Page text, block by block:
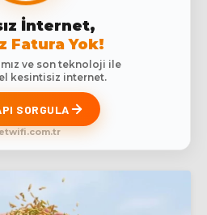
İnternet,
Fatura Yok!
ve son teknoloji ile
kesintisiz internet.
SORGULA